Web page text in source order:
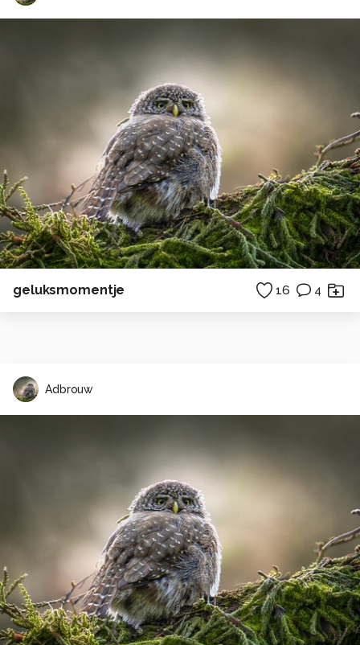
geluksmomentje 16 4
Adbrouw